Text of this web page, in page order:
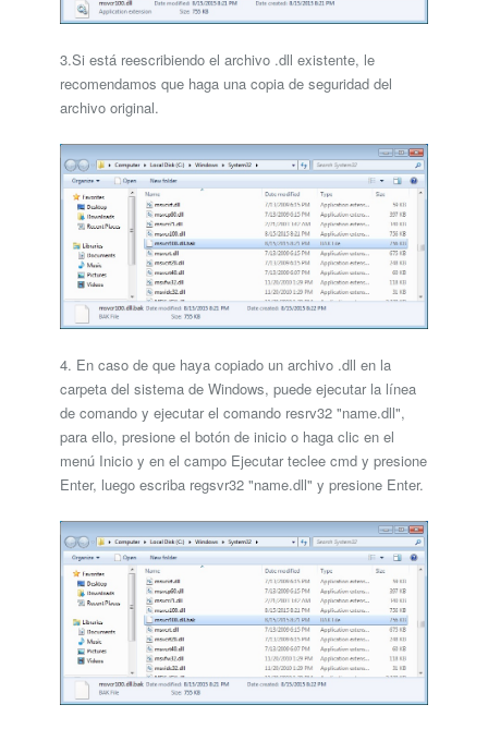
3.Si está reescribiendo el archivo .dll existente, le
recomendamos que haga una copia de seguridad del
archivo original.
4. En caso de que haya copiado un archivo .dll en la
carpeta del sistema de Windows, puede ejecutar la línea
de comando y ejecutar el comando resrv32 "name.dll",
para ello, presione el botón de inicio o haga clic en el
menú Inicio y en el campo Ejecutar teclee cmd y presione
Enter, luego escriba regsvr32 "name.dll" y presione Enter.